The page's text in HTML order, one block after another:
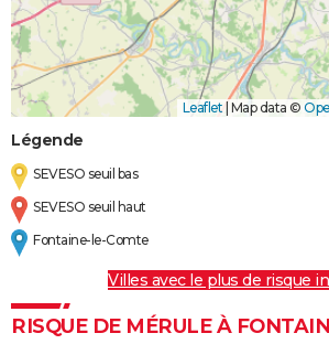
Leaflet Map data ©
Légende
SEVESO seuil bas
SEVESO seuil haut
Fontaine-le-Comte
Villes avec le plus de risque
RISQUE DE MÉRULE À